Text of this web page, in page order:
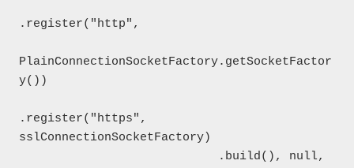
.register("http",
PlainConnectionSocketFactory.getSocketFactor
y())
.register("https",
sslConnectionSocketFactory)